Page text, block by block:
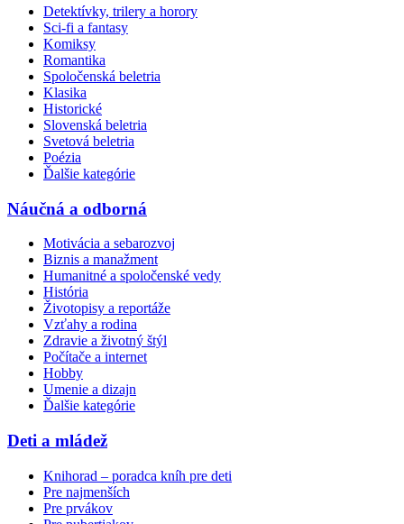
Detektívky, trilery a horory
Sci-fi a fantasy
Komiksy
Romantika
Spoločenská beletria
Klasika
Historické
Slovenská beletria
Svetová beletria
Poézia
Ďalšie kategórie
Náučná a odborná
Motivácia a sebarozvoj
Biznis a manažment
Humanitné a spoločenské vedy
História
Životopisy a reportáže
Vzťahy a rodina
Zdravie a životný štýl
Počítače a internet
Hobby
Umenie a dizajn
Ďalšie kategórie
Deti a mládež
Knihorad – poradca kníh pre deti
Pre najmenších
Pre prvákov